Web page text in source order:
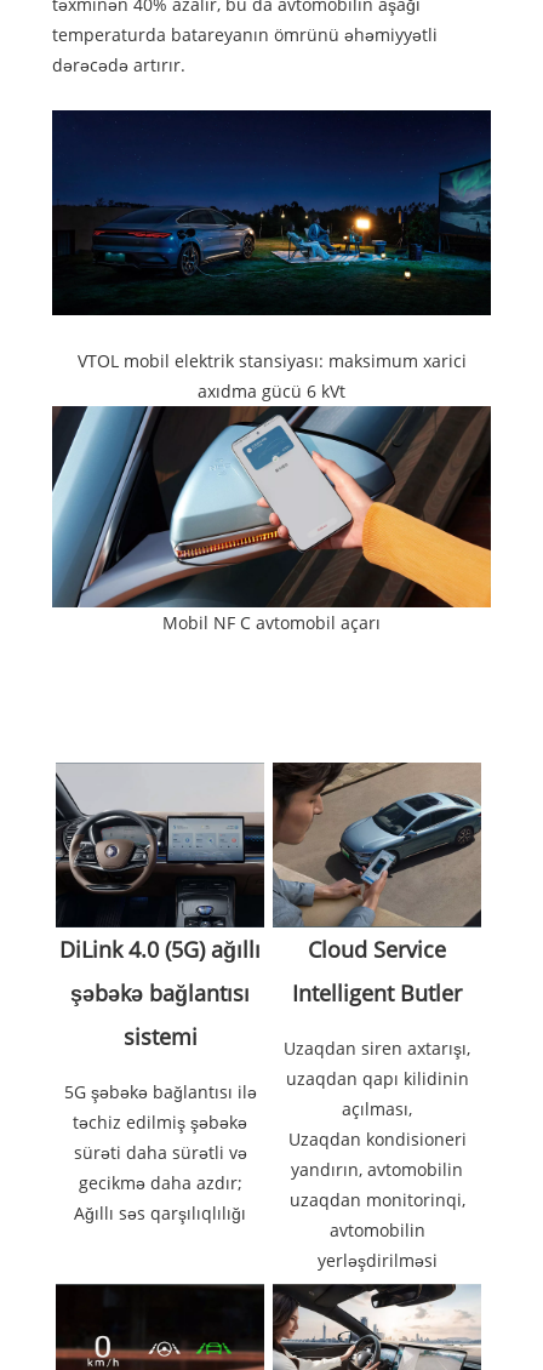
temperaturda batareyanın ömrünü əhəmiyyətli
dərəcədə artırır.
VTOL mobil elektrik stansiyası: maksimum xarici
axıdma gücü 6 kVt
Mobil NF C avtomobil açarı
DiLink 4.0 (5G) ağıllı
şəbəkə bağlantısı
sistemi
5G şəbəkə bağlantısı ilə
təchiz edilmiş şəbəkə
sürəti daha sürətli və
gecikmə daha azdır;
Ağıllı səs qarşılıqlılığı
Cloud Service
Intelligent Butler
Uzaqdan siren axtarışı,
uzaqdan qapı kilidinin
açılması,
Uzaqdan kondisioneri
yandırın, avtomobilin
uzaqdan monitorinqi,
avtomobilin
yerləşdirilməsi